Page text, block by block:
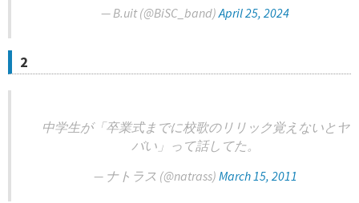
— B.uit (@BiSC_band)April 25, 2024
2
中学生が「卒業式までに校歌のリリック覚えないとヤ
バい」って話してた。
— ナトラス (@natrass) March 15, 2011